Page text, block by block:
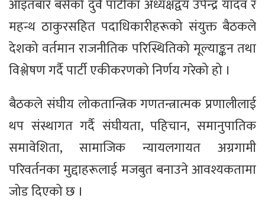
आइतबार बसेको दुवै पार्टीका अध्यक्षद्वय उपेन्द्र यादव र
महन्थ ठाकुरसहित पदाधिकारीहरूको संयुक्त बैठकले
देशको वर्तमान राजनीतिक परिस्थितिको मूल्याङ्कन तथा
विश्लेषण गर्दै पार्टी एकीकरणको निर्णय गरेको हो ।
बैठकले संघीय लोकतान्त्रिक गणतन्त्रात्मक प्रणालीलाई
थप संस्थागत गर्दै संघीयता, पहिचान, समानुपातिक
समावेशिता, सामाजिक न्यायलगायत अग्रगामी
परिवर्तनका मुद्दाहरूलाई मजबुत बनाउने आवश्यकतामा
जोड दिएको छ ।